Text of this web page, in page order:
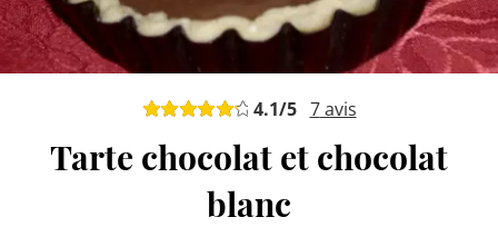
4.1/5 7avis
Tarte chocolat et chocolat
blanc